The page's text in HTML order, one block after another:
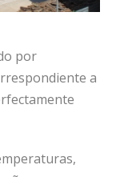
por
a